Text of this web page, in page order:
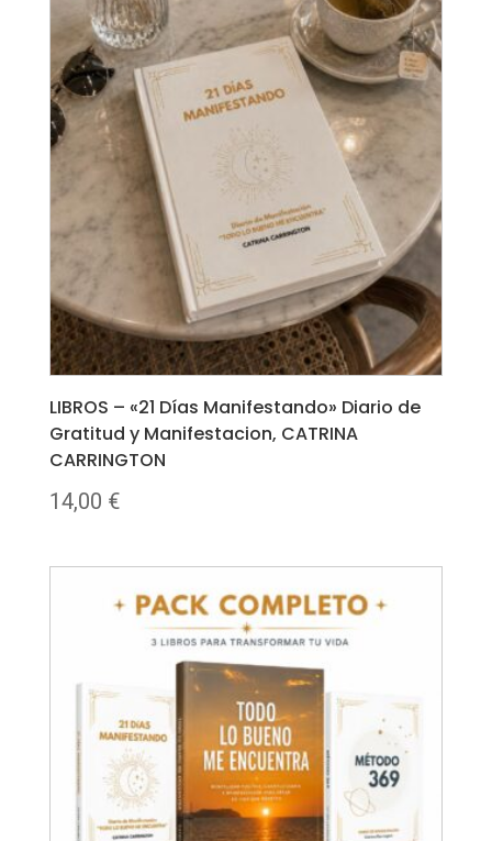
LIBROS – «21 Días Manifestando» Diario de
Gratitud y Manifestacion, CATRINA
CARRINGTON
14,00 €